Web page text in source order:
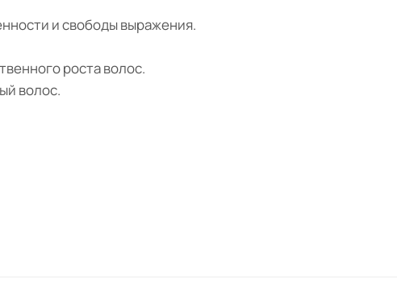
и свободы выражения.
роста волос.
волос.